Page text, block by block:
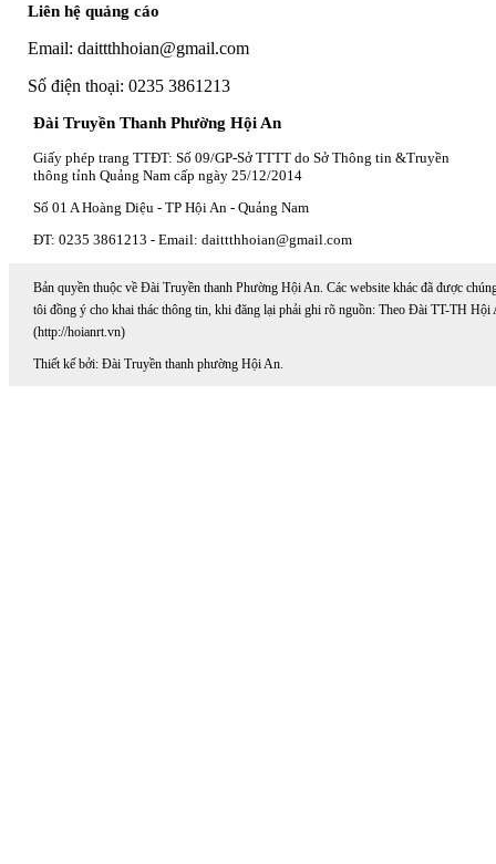
Liên hệ quảng cáo
Email: daittthhoian@gmail.com
Số điện thoại: 0235 3861213
Đài Truyền Thanh Phường Hội An
Giấy phép trang TTĐT: Số 09/GP-Sở TTTT do Sở Thông tin &Truyền
thông tỉnh Quảng Nam cấp ngày 25/12/2014
Số 01 A Hoàng Diệu - TP Hội An - Quảng Nam
ĐT: 0235 3861213 - Email: daittthhoian@gmail.com
Bản quyền thuộc về Đài Truyền thanh Phường Hội An. Các website khác đã được
tôi đồng ý cho khai thác thông tin, khi đăng lại phải ghi rõ nguồn: Theo Đài TT-TH Hội
(http://hoianrt.vn)
Thiết kế bởi: Đài Truyền thanh phường Hội An.